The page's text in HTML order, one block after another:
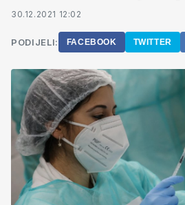
30.12.2021 12:02
PODIJELI: FACEBOOK TWITTER